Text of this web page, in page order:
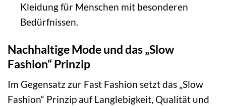
Kleidung für Menschen mit besonderen
Bedürfnissen.
Nachhaltige Mode und das „Slow
Fashion“ Prinzip
Im Gegensatz zur Fast Fashion setzt das „Slow
Fashion“ Prinzip auf Langlebigkeit, Qualität und